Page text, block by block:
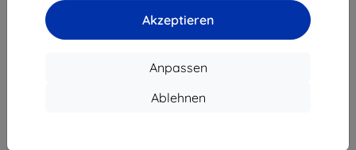
Akzeptieren
Anpassen
Ablehnen
ausverkauft